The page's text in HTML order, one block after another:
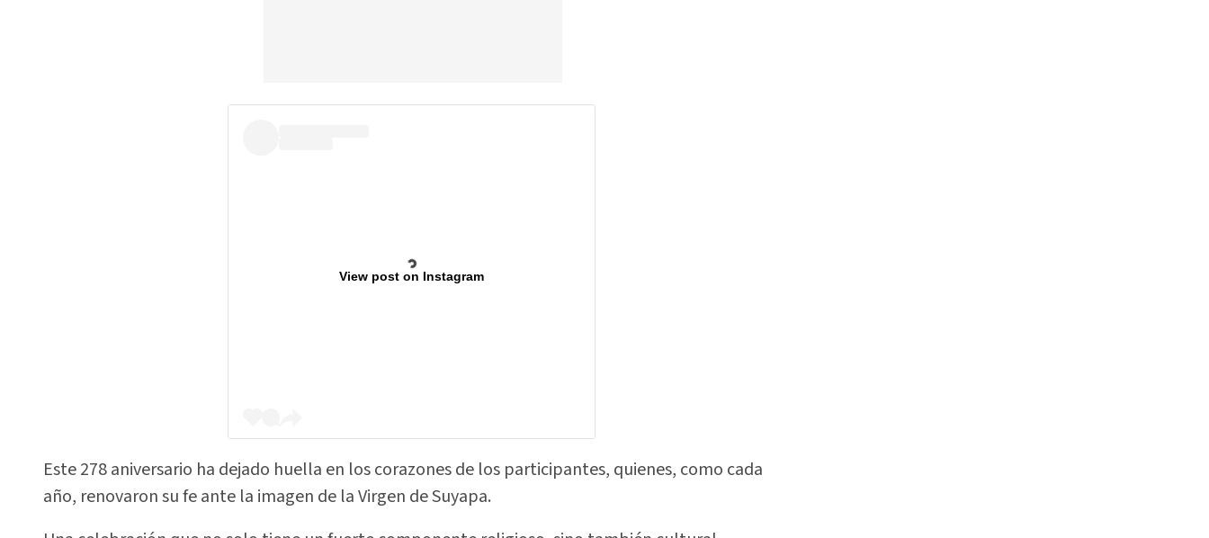
View post on Instagram
Este 278 aniversario ha dejado huella en los corazones de los participantes, quienes, como cada
año, renovaron su fe ante la imagen de la Virgen de Suyapa.